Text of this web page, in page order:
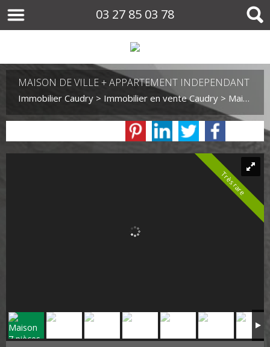
03 27 85 03 78
MAISON DE VILLE + APPARTEMENT INDEPENDANT
Immobilier Caudry > Immobilier en vente Caudry > Maison Mitoyenne 1 côté en vente Caudry
Très rare